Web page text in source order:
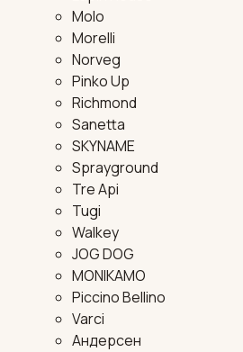
Molo
Morelli
Norveg
Pinko Up
Richmond
Sanetta
SKYNAME
Sprayground
Tre Api
Tugi
Walkey
JOG DOG
MONIKAMO
Piccino Bellino
Varci
Андерсен